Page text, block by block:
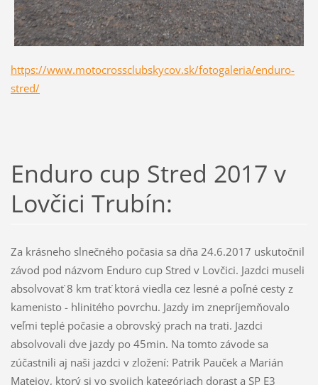
https://www.motocrossclubskycov.sk/fotogaleria/enduro-
stred/
Enduro cup Stred 2017 v
Lovčici Trubín:
Za krásneho slnečného počasia sa dňa 24.6.2017 uskutočnil
závod pod názvom Enduro cup Stred v Lovčici. Jazdci museli
absolvovať 8 km trať ktorá viedla cez lesné a poľné cesty z
kamenisto - hlinitého povrchu. Jazdy im znepríjemňovalo
veľmi teplé počasie a obrovský prach na trati. Jazdci
absolvovali dve jazdy po 45min. Na tomto závode sa
zúčastnili aj naši jazdci v zložení: Patrik Pauček a Marián
Matejov, ktorý si vo svojich kategóriach dorast a SP E3